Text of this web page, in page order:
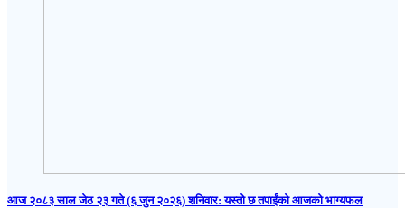
आज २०८३ साल जेठ २३ गते (६ जुन २०२६) शनिवार: यस्तो छ तपाईंको आजको भाग्यफल